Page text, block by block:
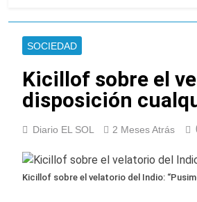
La
La
visita
XIV a
20
se
Ley
SOCIEDAD
Kicillof sobre el
disposición
Diario EL SOL 2 Meses Atrás
Kicillof sobre el velatorio del Indio: